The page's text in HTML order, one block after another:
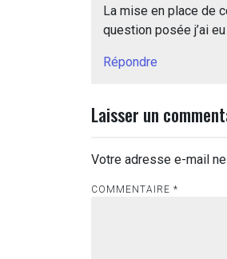
La mise en place de
question posée j’ai
Répondre
Laisser un
Votre adresse e-mail
COMMENTAIRE *